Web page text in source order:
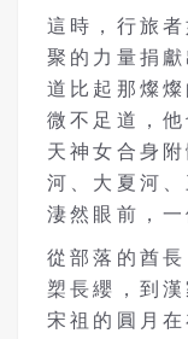
這時，行旅
聚的力量捐
道比起那燦
微不足道，
天神女合身
河、大夏河
淒然眼前，
從部落的酋
槊長纓，到
宋祖的圓月